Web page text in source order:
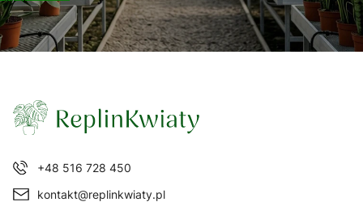
+48 516 728 450
kontakt@replinkwiaty.pl